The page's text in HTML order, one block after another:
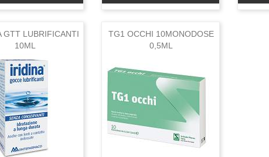
GTT LUBRIFICANTI
10ML
TG1 OCCHI 10MONODOSE
0,5ML